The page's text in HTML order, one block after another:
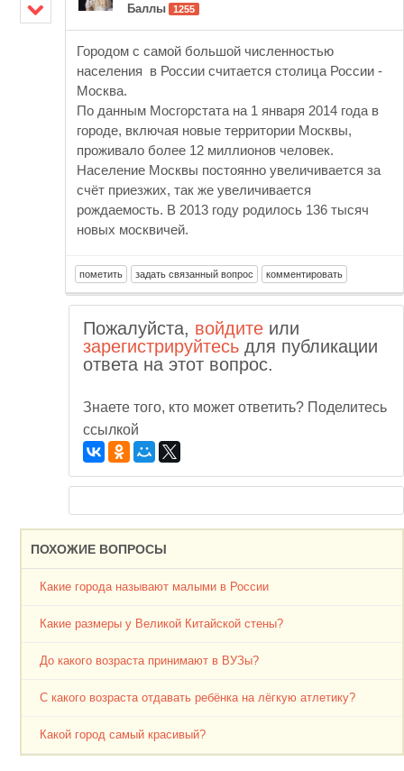
Баллы
1255
Городом с самой большой численностью
населения в России считается столица России -
Москва.
По данным Мосгорстата на 1 января 2014 года в
городе, включая новые территории Москвы,
проживало более 12 миллионов человек.
Население Москвы постоянно увеличивается за
счёт приезжих, так же увеличивается
рождаемость. В 2013 году родилось 136 тысяч
новых москвичей.
Пожалуйста, войдите или
зарегистрируйтесь для публикации
ответа на этот вопрос.
Знаете того, кто может ответить? Поделитесь
ссылкой
ПОХОЖИЕ ВОПРОСЫ
Какие города называют малыми в России
Какие размеры у Великой Китайской стены?
До какого возраста принимают в ВУЗы?
С какого возраста отдавать ребёнка на лёгкую атлетику?
Какой город самый красивый?